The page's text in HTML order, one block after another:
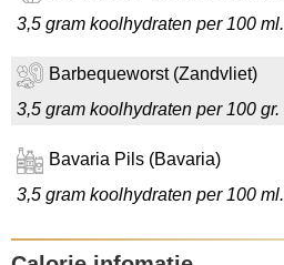
3,5 gram koolhydraten per 100 ml.
Barbequeworst (Zandvliet)
3,5 gram koolhydraten per 100 gr.
Bavaria Pils (Bavaria)
3,5 gram koolhydraten per 100 ml.